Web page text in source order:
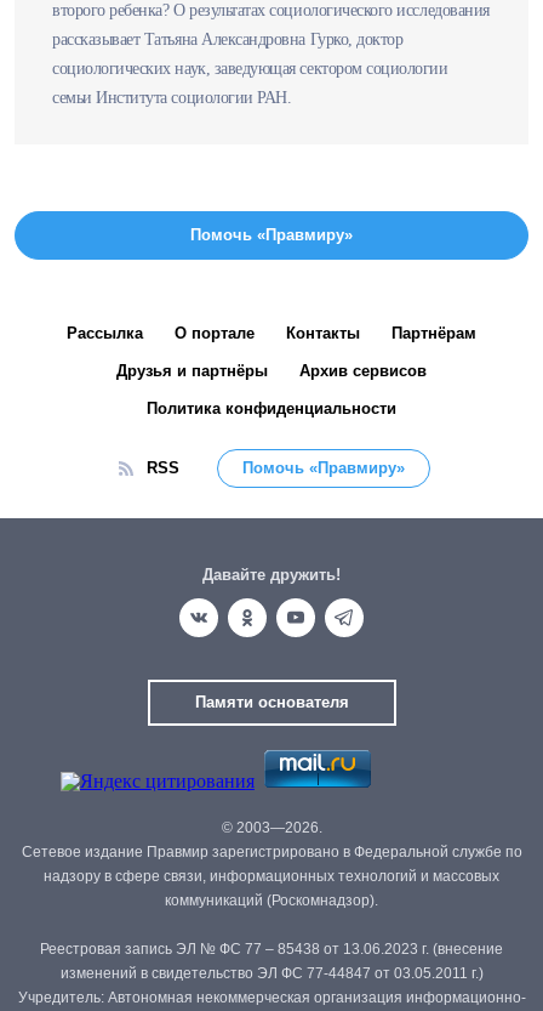
второго ребенка? О результатах социологического исследования
рассказывает Татьяна Александровна Гурко, доктор
социологических наук, заведующая сектором социологии
семьи Института социологии РАН.
Помочь «Правмиру»
Рассылка О портале Контакты Партнёрам
Друзья и партнёры Архив сервисов
Политика конфиденциальности
RSS Помочь «Правмиру»
Давайте дружить!
Памяти основателя
© 2003—2026.
Сетевое издание Правмир зарегистрировано в Федеральной службе по
надзору в сфере связи, информационных технологий и массовых
коммуникаций (Роскомнадзор).
Реестровая запись ЭЛ № ФС 77 – 85438 от 13.06.2023 г. (внесение
изменений в свидетельство ЭЛ ФС 77-44847 от 03.05.2011 г.)
Учредитель: Автономная некоммерческая организация информационно-